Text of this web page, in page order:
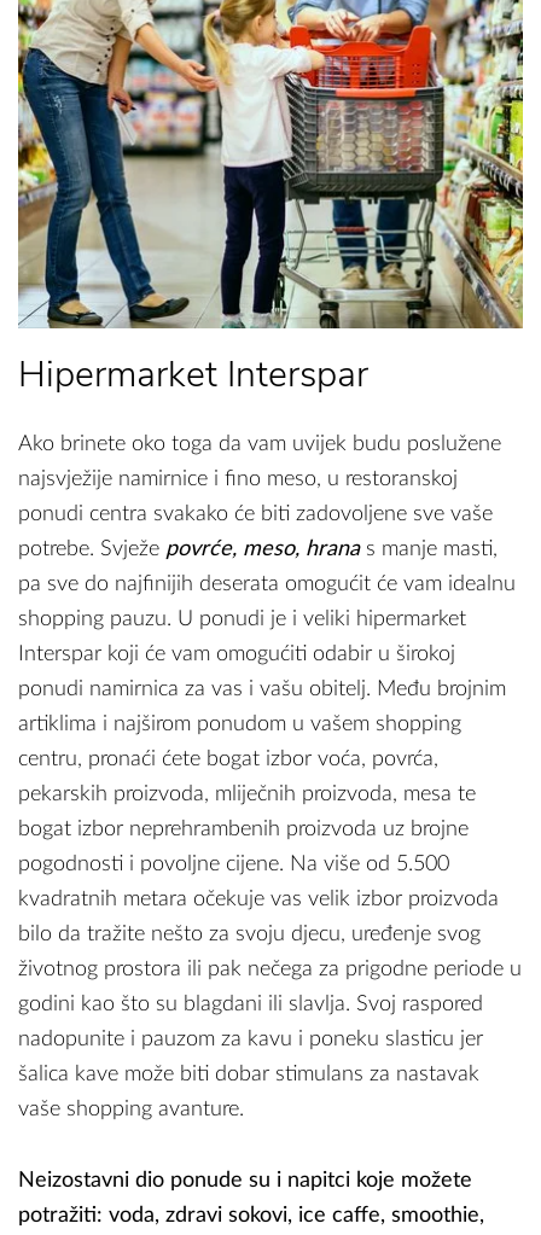
Hipermarket Interspar
Ako brinete oko toga da vam uvijek budu poslužene
najsvježije namirnice i fino meso, u restoranskoj
ponudi centra svakako će biti zadovoljene sve vaše
potrebe. Svježe povrće, meso, hranas manje masti,
pa sve do najfinijih deserata omogućit će vam idealnu
shopping pauzu. U ponudi je i veliki hipermarket
Interspar koji će vam omogućiti odabir u širokoj
ponudi namirnica za vas i vašu obitelj. Među brojnim
artiklima i najširom ponudom u vašem shopping
centru, pronaći ćete bogat izbor voća, povrća,
pekarskih proizvoda, mliječnih proizvoda, mesa te
bogat izbor neprehrambenih proizvoda uz brojne
pogodnosti i povoljne cijene. Na više od 5.500
kvadratnih metara očekuje vas velik izbor proizvoda
bilo da tražite nešto za svoju djecu, uređenje svog
životnog prostora ili pak nečega za prigodne periode u
godini kao što su blagdani ili slavlja. Svoj raspored
nadopunite i pauzom za kavu i poneku slasticu jer
šalica kave može biti dobar stimulans za nastavak
vaše shopping avanture.
Neizostavni dio ponude su i napitci koje možete
potražiti: voda, zdravi sokovi, ice caffe, smoothie,